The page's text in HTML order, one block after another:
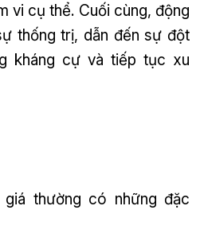
vi cụ thể. Cuối cùng, động
thống trị, dẫn đến sự đột
kháng cự và tiếp tục xu
giá thường có những đặc